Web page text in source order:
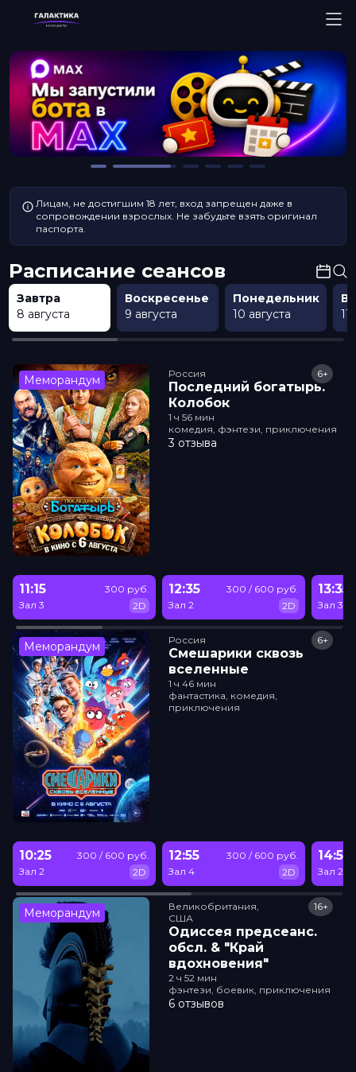
Лицам, не достигшим 18 лет, вход запрещен даже в
сопровождении взрослых. Не забудьте взять оригинал
паспорта.
Расписание сеансов
Завтра
8 августа
Воскресенье
9 августа
Понедельник
10 августа
11
Меморандум Россия
Последний богатырь.
Колобок
6+
1 ч 56 мин
комедия, фэнтези, приключения
3 отзыва
11:15
Зал 3
300 руб.
2D
12:35
Зал 2
300 / 600 руб.
2D
13:35
Зал 3
Меморандум Россия
Смешарики сквозь
вселенные
6+
1 ч 46 мин
фантастика, комедия,
приключения
10:25
Зал 2
300 / 600 руб.
2D
12:55
Зал 4
300 / 600 руб.
2D
14:50
Зал 2
Меморандум
Великобритания,
США
Одиссея прeдсeанc.
обсл. & "Край
вдохновения"
16+
2 ч 52 мин
фэнтези, боевик, приключения
6 отзывов